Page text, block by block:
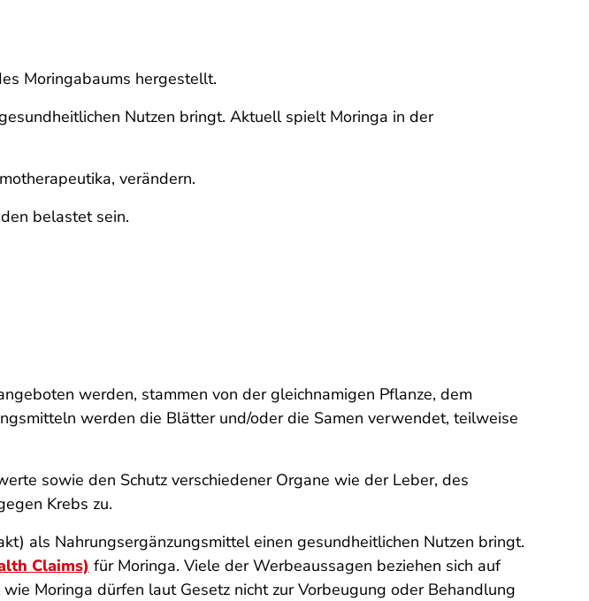
Moringabaums hergestellt.
Nutzen bringt. Aktuell spielt Moringa in der
verändern.
belastet sein.
werden, stammen von der gleichnamigen Pflanze, dem
werden die Blätter und/oder die Samen verwendet, teilweise
sowie den Schutz verschiedener Organe wie der Leber, des
Krebs zu.
als Nahrungsergänzungsmittel einen gesundheitlichen Nutzen bringt.
Claims) für Moringa. Viele der Werbeaussagen beziehen sich auf
Moringa dürfen laut Gesetz nicht zur Vorbeugung oder Behandlung